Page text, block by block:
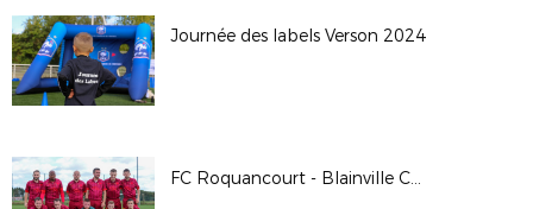
Journée des labels Verson 2024
FC Roquancourt - Blainville Coupe de France 24/25